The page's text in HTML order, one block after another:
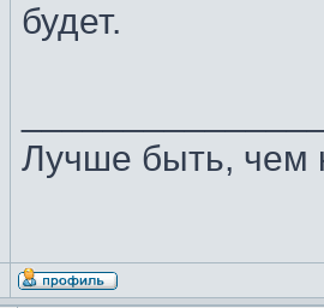
будет.
Лучше быть, чем